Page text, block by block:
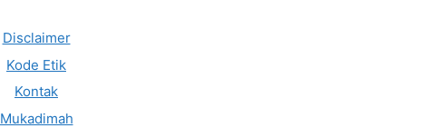
Disclaimer
Kode Etik
Kontak
Mukadimah